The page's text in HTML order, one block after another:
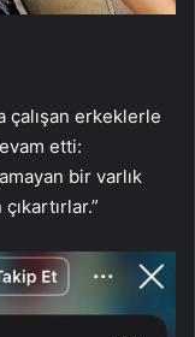
çalışan erkeklerle
etti:
bir varlık